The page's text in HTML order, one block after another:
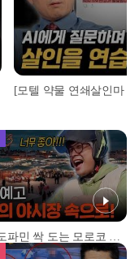
[예고] 도파민 싹 도는 모로코 야시장 투어!